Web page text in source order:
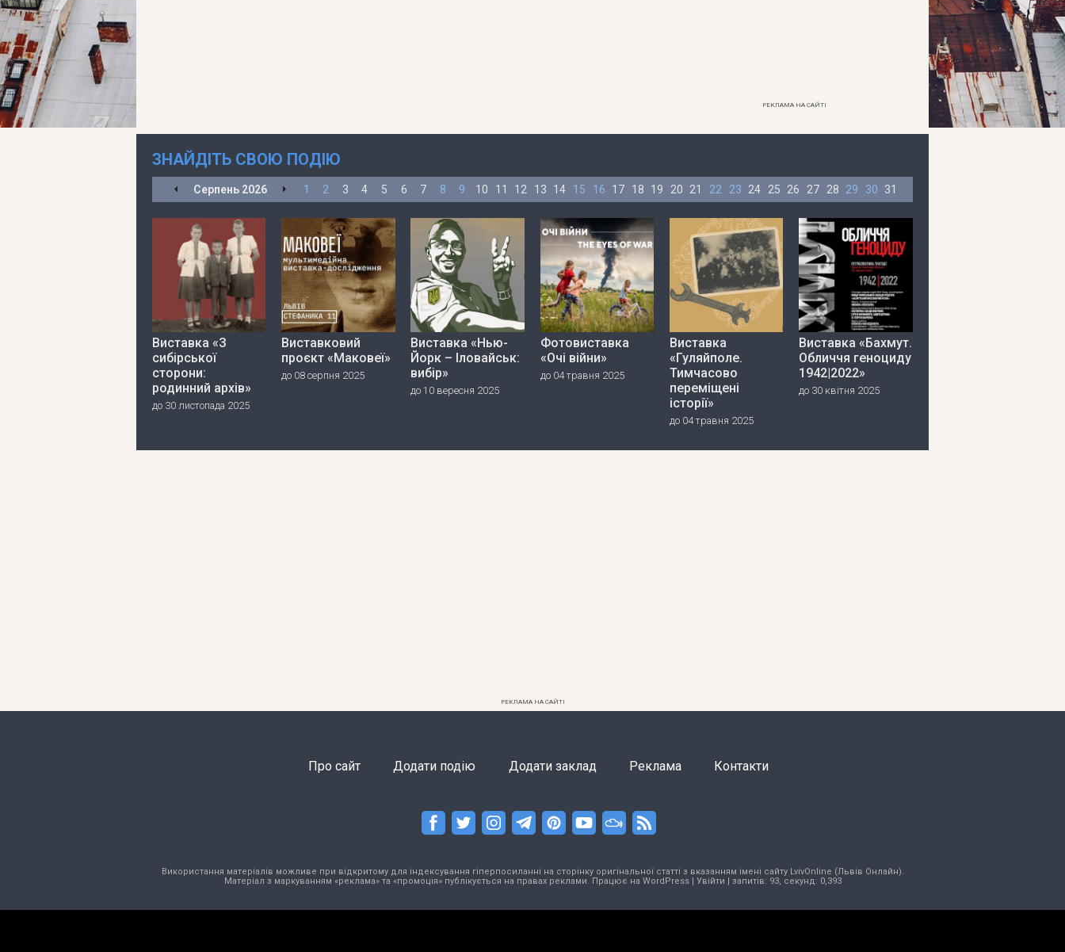
РЕКЛАМА НА САЙТІ
ЗНАЙДІТЬ СВОЮ ПОДІЮ
Серпень 2026 1 2 3 4 5 6 7 8 9 10 11 12 13 14 15 16 17 18 19 20 21 22 23 24 25 26 27 28 29 30 31
Виставка «З
сибірської
сторони:
родинний архів»
до 30 листопада 2025
Виставковий
проєкт «Маковеї»
до 08 серпня 2025
Виставка «Нью-
Йорк – Іловайськ:
вибір»
до 10 вересня 2025
Фотовиставка
«Очі війни»
до 04 травня 2025
Виставка
«Гуляйполе.
Тимчасово
переміщені
історії»
до 04 травня 2025
Виставка «Бахмут.
Обличчя геноциду
1942|2022»
до 30 квітня 2025
РЕКЛАМА НА САЙТІ
Про сайт Додати подію Додати заклад Реклама Контакти
Використання матеріалів можливе при відкритому для індексування гіперпосиланні на сторінку оригінальної статті з вказанням імені сайту LvivOnline (Львів Онлайн).
Матеріал з маркуванням «реклама» та «промоція» публікується на правах реклами. Працює на WordPress| Увійти | запитів: 93, секунд: 0,393